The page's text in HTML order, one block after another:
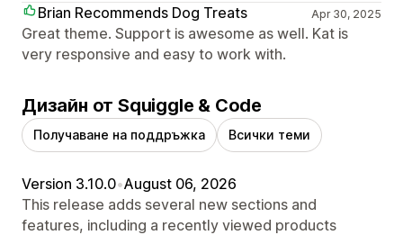
Brian Recommends Dog Treats
Apr 30, 2025
Great theme. Support is awesome as well. Kat is
very responsive and easy to work with.
Дизайн от Squiggle & Code
Получаване на поддръжка Всички теми
Version 3.10.0•August 06, 2026
This release adds several new sections and
features, including a recently viewed products